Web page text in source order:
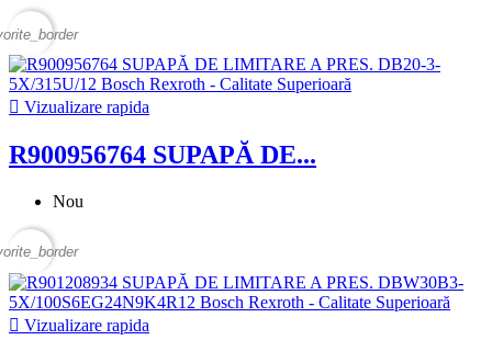
 Vizualizare rapida
R900956764 SUPAPĂ DE...
Nou
 Vizualizare rapida